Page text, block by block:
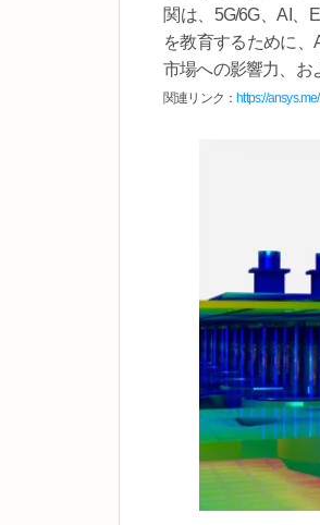
関は、5G/6G、AI、
を教育するために、
市場への影響力、お
関連リンク： https://